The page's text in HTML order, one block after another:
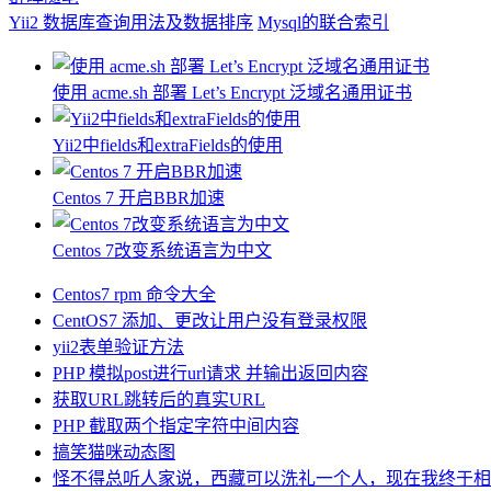
Yii2 数据库查询用法及数据排序 Mysql的联合索引
使用 acme.sh 部署 Let’s Encrypt 泛域名通用证书
Yii2中fields和extraFields的使用
Centos 7 开启BBR加速
Centos 7改变系统语言为中文
Centos7 rpm 命令大全
CentOS7 添加、更改让用户没有登录权限
yii2表单验证方法
PHP 模拟post进行url请求 并输出返回内容
获取URL跳转后的真实URL
PHP 截取两个指定字符中间内容
搞笑猫咪动态图
怪不得总听人家说，西藏可以洗礼一个人，现在我终于